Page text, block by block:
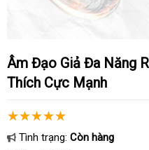
Âm Đạo Giả Đa Năng Rung Thụt Tự Động Kích
Thích Cực Mạnh
Tình trạng: Còn hàng